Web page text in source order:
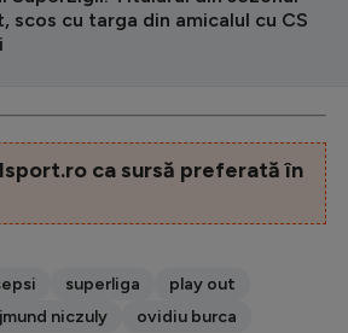
scos cu targa din amicalul cu CS
ca sursă preferată în
superliga
play out
niczuly
ovidiu burca